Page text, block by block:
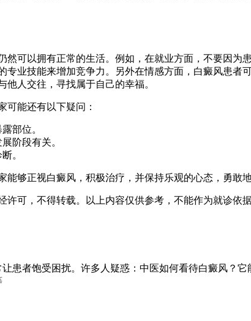
可以拥有正常的生活。例如，在就业方面，不要因
业技能来增加竞争力。另外在情感方面，白癜风患
人交往，寻找属于自己的幸福。
可能还有以下疑问：
部位。
阶段有关。
。
够正视白癜风，积极治疗，并保持乐观的心态，勇敢
可，不得转载。以上内容仅供参考，不能作为就诊依
患者饱受困扰。许多人疑惑：中医如何看待白癜风？